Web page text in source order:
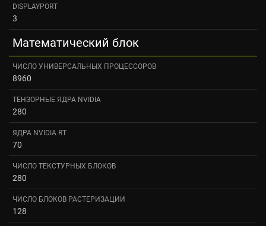
DISPLAYPORT
3
Математический блок
ЧИСЛО УНИВЕРСАЛЬНЫХ ПРОЦЕССОРОВ
8960
ТЕНЗОРНЫЕ ЯДРА NVIDIA
280
ЯДРА NVIDIA RT
70
ЧИСЛО ТЕКСТУРНЫХ БЛОКОВ
280
ЧИСЛО БЛОКОВ РАСТЕРИЗАЦИИ
128